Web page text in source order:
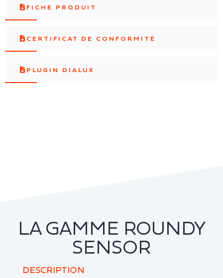
FICHE PRODUIT
CERTIFICAT DE CONFORMITÉ
PLUGIN DIALUX
LA GAMME ROUNDY
SENSOR
DESCRIPTION